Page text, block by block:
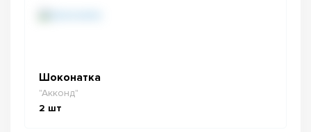
Шоконатка
"Акконд"
2 шт